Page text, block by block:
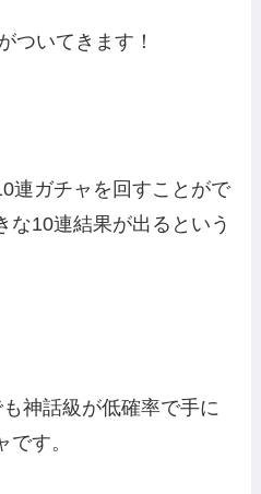
ついてきます！
連ガチャを回すことがで
な10連結果が出るという
神話級が低確率で手に
です。